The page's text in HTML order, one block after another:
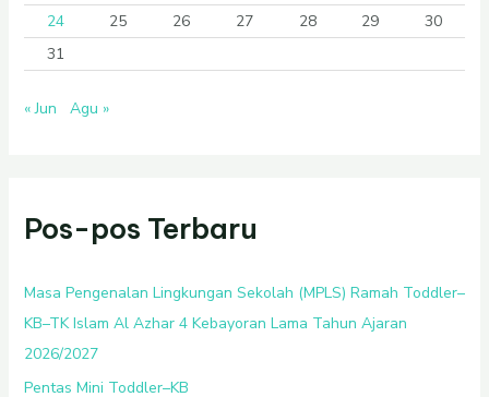
24
25 26 27 28 29
30
31
« Jun Agu »
Pos-pos Terbaru
Masa Pengenalan Lingkungan Sekolah (MPLS) Ramah Toddler–
KB–TK Islam Al Azhar 4 Kebayoran Lama Tahun Ajaran
2026/2027
Pentas Mini Toddler–KB